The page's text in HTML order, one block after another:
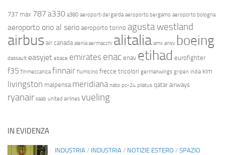
737 max 787 a330 a380 aeroporti del garda aeroporto bergamo aeroporto bologna
aeroporto orio al serio aeroporto torino agusta westland
airbus air canada alenia aermacchi alitalia amx ansv boeing
dassault easyjet ebace emirates enac enav etihad eurofighter
f35 finmeccanica finnair fiumicino frecce tricolori germanwings gripen india klm
livingston malpensa meridiana nato pc-24 pilatus qatar airways
ryanair saab united airlines vueling
IN EVIDENZA
INDUSTRIA / INDUSTRIA / NOTIZIE ESTERO / SPAZIO